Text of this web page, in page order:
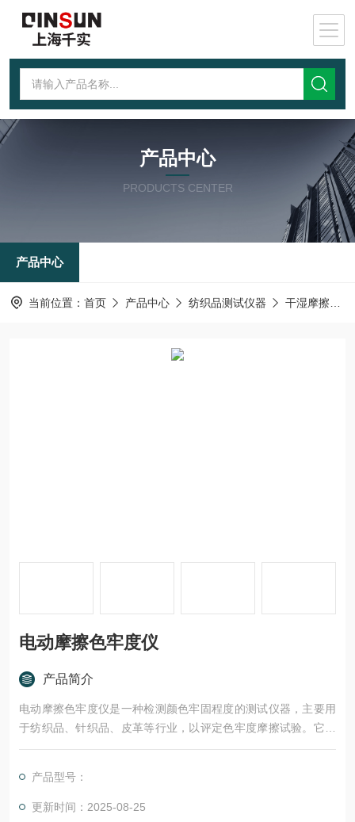
产品中心
PRODUCTS CENTER
产品中心
当前位置： 首页 产品中心 纺织品测试仪器 干湿摩擦色牢度测试仪
电动摩擦色牢度仪
产品简介
电动摩擦色牢度仪是一种检测颜色牢固程度的测试仪器，主要用
于纺织品、针织品、皮革等行业，以评定色牢度摩擦试验。它通
过模拟实际穿着过程中材料与其他物品的摩擦，评估材料颜色的
如GB、AATCC、ISO、JIS等，并可根据测试要求调整摩擦头压
力、速度等参数。
产品型号：
更新时间：2025-08-25